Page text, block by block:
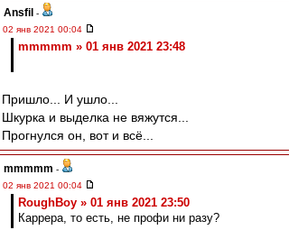
Ansfil -
02 янв 2021 00:04
mmmmm » 01 янв 2021 23:48
Пришло... И ушло...
Шкурка и выделка не вяжутся...
Прогнулся он, вот и всё...
mmmmm -
02 янв 2021 00:04
RoughBoy » 01 янв 2021 23:50
Каррера, то есть, не профи ни разу?